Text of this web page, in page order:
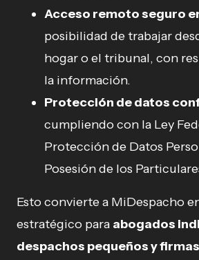
Acceso remoto seguro
posibilidad de trabajar
hogar o el tribunal, con
la información.
Protección de datos
cumpliendo con la Ley
Protección de Datos
Posesión de los
Esto convierte a MiDespacho
estratégico para abogados
despachos pequeños y